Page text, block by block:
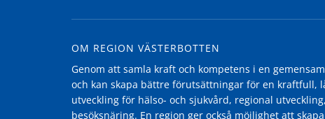
OM REGION VÄSTERBOTTEN
Genom att samla kraft och kompetens i en
och kan skapa bättre förutsättningar för en kraftfull,
utveckling för hälso- och sjukvård, regional
besöksnäring. En region ger också möjlighet att